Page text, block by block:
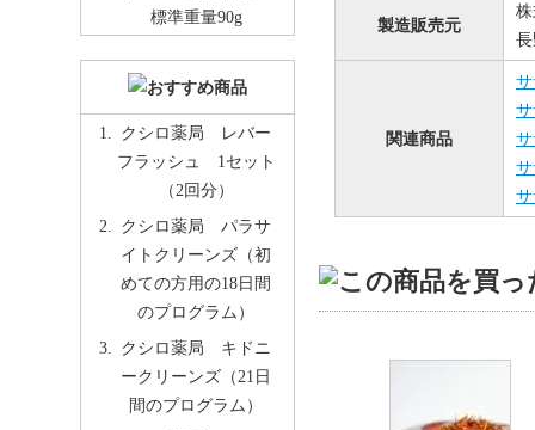
製造販売元
関連商品
標準重量90g
クシロ薬局 レバー
フラッシュ 1セット
（2回分）
クシロ薬局 パラサ
イトクリーンズ（初
めての方用の18日間
のプログラム）
クシロ薬局 キドニ
ークリーンズ（21日
間のプログラム）